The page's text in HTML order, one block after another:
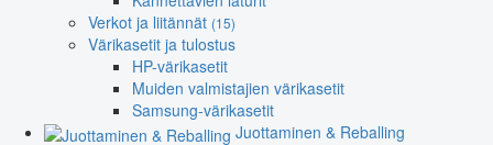
Verkot ja liitännät (15)
Värikasetit ja tulostus
HP-värikasetit
Muiden valmistajien värikasetit
Samsung-värikasetit
Juottaminen & Reballing